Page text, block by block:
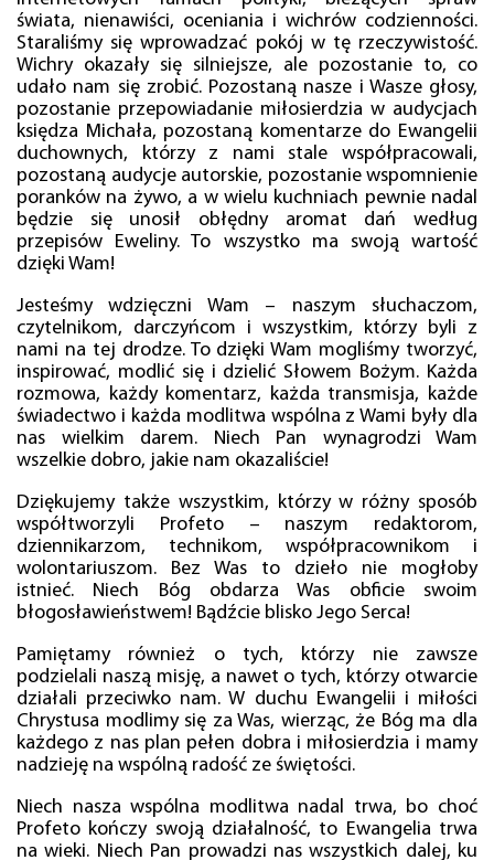
świata, nienawiści, oceniania i wichrów codzienności.
Staraliśmy się wprowadzać pokój w tę rzeczywistość.
Wichry okazały się silniejsze, ale pozostanie to, co
udało nam się zrobić. Pozostaną nasze i Wasze głosy,
pozostanie przepowiadanie miłosierdzia w audycjach
księdza Michała, pozostaną komentarze do Ewangelii
duchownych, którzy z nami stale współpracowali,
pozostaną audycje autorskie, pozostanie wspomnienie
poranków na żywo, a w wielu kuchniach pewnie nadal
będzie się unosił obłędny aromat dań według
przepisów Eweliny. To wszystko ma swoją wartość
dzięki Wam!
Jesteśmy wdzięczni Wam – naszym słuchaczom,
czytelnikom, darczyńcom i wszystkim, którzy byli z
nami na tej drodze. To dzięki Wam mogliśmy tworzyć,
inspirować, modlić się i dzielić Słowem Bożym. Każda
rozmowa, każdy komentarz, każda transmisja, każde
świadectwo i każda modlitwa wspólna z Wami były dla
nas wielkim darem. Niech Pan wynagrodzi Wam
wszelkie dobro, jakie nam okazaliście!
Dziękujemy także wszystkim, którzy w różny sposób
współtworzyli Profeto – naszym redaktorom,
dziennikarzom, technikom, współpracownikom i
wolontariuszom. Bez Was to dzieło nie mogłoby
istnieć. Niech Bóg obdarza Was obficie swoim
błogosławieństwem! Bądźcie blisko Jego Serca!
Pamiętamy również o tych, którzy nie zawsze
podzielali naszą misję, a nawet o tych, którzy otwarcie
działali przeciwko nam. W duchu Ewangelii i miłości
Chrystusa modlimy się za Was, wierząc, że Bóg ma dla
każdego z nas plan pełen dobra i miłosierdzia i mamy
nadzieję na wspólną radość ze świętości.
Niech nasza wspólna modlitwa nadal trwa, bo choć
Profeto kończy swoją działalność, to Ewangelia trwa
na wieki. Niech Pan prowadzi nas wszystkich dalej, ku